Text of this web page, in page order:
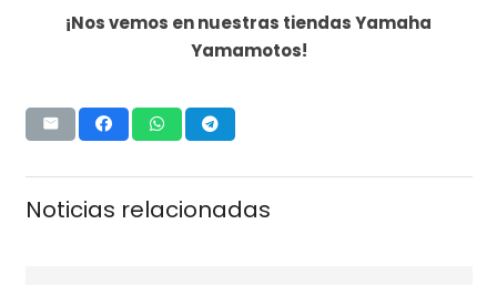
¡Nos vemos en nuestras tiendas Yamaha
Yamamotos!
Noticias relacionadas